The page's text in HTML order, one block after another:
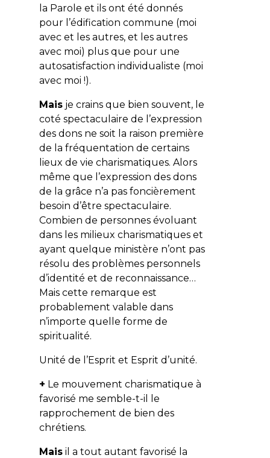
la Parole et ils ont été donnés
pour l’édification commune (moi
avec et les autres, et les autres
avec moi) plus que pour une
autosatisfaction individualiste (moi
avec moi !).
Maisje crains que bien souvent, le
coté spectaculaire de l’expression
des dons ne soit la raison première
de la fréquentation de certains
lieux de vie charismatiques. Alors
même que l’expression des dons
de la grâce n’a pas foncièrement
besoin d’être spectaculaire.
Combien de personnes évoluant
dans les milieux charismatiques et
ayant quelque ministère n’ont pas
résolu des problèmes personnels
d’identité et de reconnaissance…
Mais cette remarque est
probablement valable dans
n’importe quelle forme de
spiritualité.
Unité de l’Esprit et Esprit d’unité.
+ Le mouvement charismatique à
favorisé me semble-t-il le
rapprochement de bien des
chrétiens.
Maisil a tout autant favorisé la